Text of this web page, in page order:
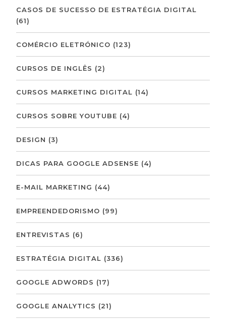
CASOS DE SUCESSO DE ESTRATÉGIA DIGITAL
(61)
COMÉRCIO ELETRÓNICO (123)
CURSOS DE INGLÊS (2)
CURSOS MARKETING DIGITAL (14)
CURSOS SOBRE YOUTUBE (4)
DESIGN (3)
DICAS PARA GOOGLE ADSENSE (4)
E-MAIL MARKETING (44)
EMPREENDEDORISMO (99)
ENTREVISTAS (6)
ESTRATÉGIA DIGITAL (336)
GOOGLE ADWORDS (17)
GOOGLE ANALYTICS (21)